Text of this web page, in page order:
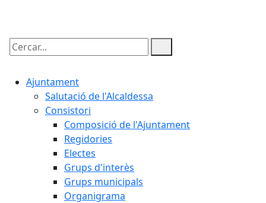
Cercar:
Ajuntament
Salutació de l'Alcaldessa
Consistori
Composició de l'Ajuntament
Regidories
Electes
Grups d'interès
Grups municipals
Organigrama